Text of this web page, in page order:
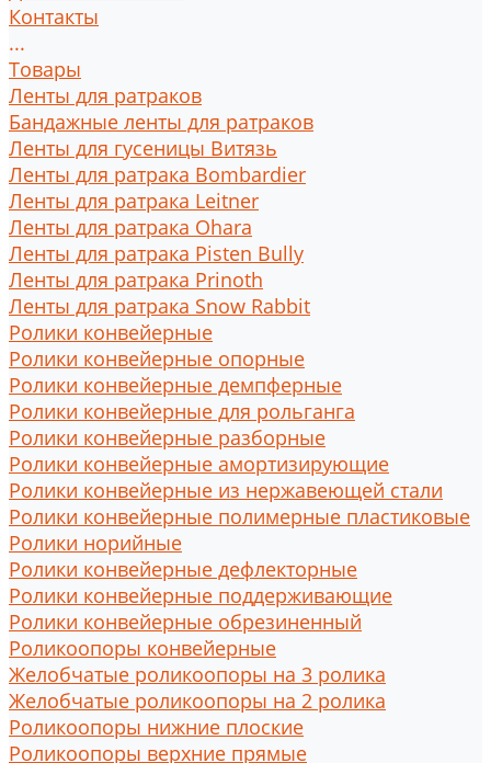
Контакты
...
Товары
Ленты для ратраков
Бандажные ленты для ратраков
Ленты для гусеницы Витязь
Ленты для ратрака Bombardier
Ленты для ратрака Leitner
Ленты для ратрака Ohara
Ленты для ратрака Pisten Bully
Ленты для ратрака Prinoth
Ленты для ратрака Snow Rabbit
Ролики конвейерные
Ролики конвейерные опорные
Ролики конвейерные демпферные
Ролики конвейерные для рольганга
Ролики конвейерные разборные
Ролики конвейерные амортизирующие
Ролики конвейерные из нержавеющей стали
Ролики конвейерные полимерные пластиковые
Ролики норийные
Ролики конвейерные дефлекторные
Ролики конвейерные поддерживающие
Ролики конвейерные обрезиненный
Роликоопоры конвейерные
Желобчатые роликоопоры на 3 ролика
Желобчатые роликоопоры на 2 ролика
Роликоопоры нижние плоские
Роликоопоры верхние прямые